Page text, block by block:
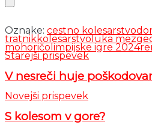
Oznake: cestno kolesarstvo
tratnikkolesarstvoluka
mohoričolimpijske igre 2024
Starejši prispevek
V nesreči huje
Novejši prispevek
S kolesom v gore?